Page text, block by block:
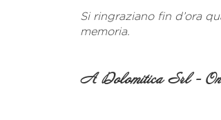
Si ringraziano fin d’ora
memoria.
A Dolomitica Srl -